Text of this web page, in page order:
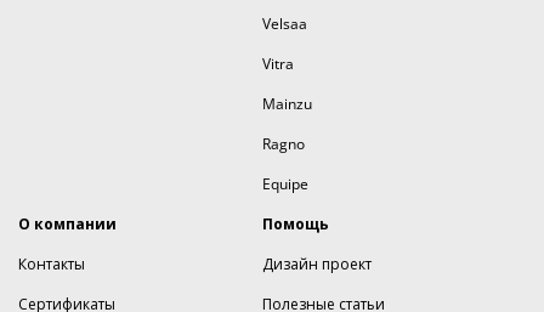
Velsaa
Vitra
Mainzu
Ragno
Equipe
О компании
Контакты
Сертификаты
Помощь
Дизайн проект
Полезные статьи